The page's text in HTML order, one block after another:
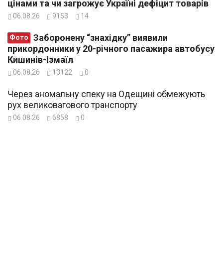
цінами та чи загрожує Україні дефіцит товарів
06.08.26 9153 14
Фото
прикордонники у 20-річного пасажира автобусу
Кишинів-Ізмаїл
06.08.26 13122 0
Через аномальну спеку на Одещині обмежують
рух великовагового транспорту
06.08.26 6858 0